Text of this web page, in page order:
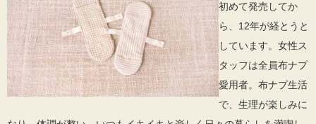
初めて発売してか
ら、12年が経とうと
しています。女性ス
タッフは全員布ナプ
愛用者。布ナプ生活
で、生理が楽しみに